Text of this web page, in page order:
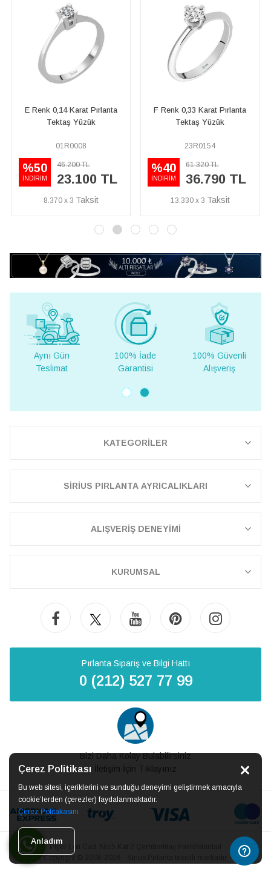
Çerez Politikası
Bu web sitesi, içeriklerini ve sunduğu deneyimi geliştirmek amacıyla
cookie’lerden (çerezler) faydalanmaktadır.
Çerez Politakasını
Anladım
F Renk 0,33 Karat Pırlanta
Tektaş Yüzük
23R0154
%40
İNDİRİM
61.320 TL
36.790 TL
13.330 x 3
G Renk 0,35 Karat Pırlanta
Tektaş Yüzük
17R0165
77.360 TL
50.290 TL
18.221 x 3
100% İade
100% Güvenli
Yurt
KATEGORİLER
SİRİUS PIRLANTA AYRICALIKLARI
ALIŞVERİŞ DENEYİMİ
KURUMSAL
Pırlanta Sipariş ve Bilgi Hattı
0 (212) 527 77 99
Bizi Daha Kolay Bulabilirsiniz
İletişim İçin Tıklayınız